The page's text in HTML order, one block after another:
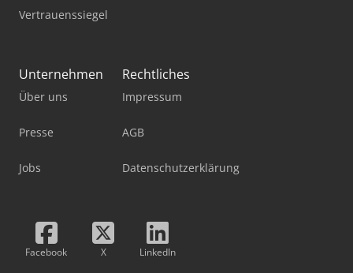
Vertrauenssiegel
Unternehmen
Über uns
Presse
Jobs
Rechtliches
Impressum
AGB
Datenschutzerklärung
Facebook X LinkedIn